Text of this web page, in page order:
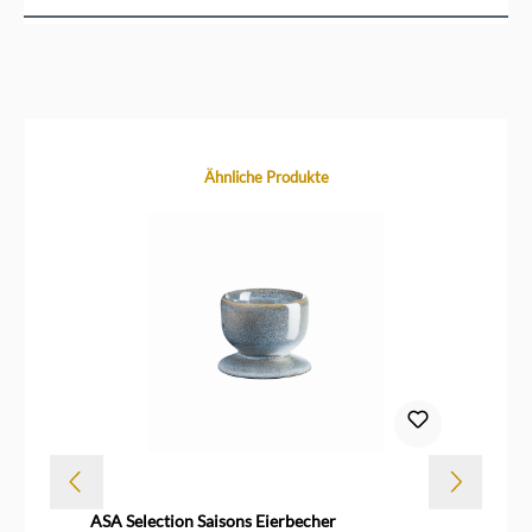
Produktgalerie überspringenÄhnliche Produkte
ASA Selection Saisons Eierbecher